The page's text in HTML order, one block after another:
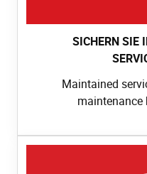
SICHERN SIE
Maintained
maintenance